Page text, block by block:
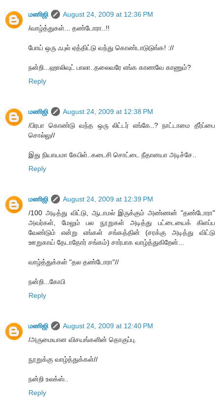
மணிஜி
August 24, 2009 at 12:36 PM
/வாழ்த்துகள்... தண்டோரா..!!
போய் ஒரு ஃபுல் ஏத்திட்டு வந்து கொண்டாடுடுங்க! ://
நன்றி...ஹாலிவுட் பாலா..தலைவரே எங்க காணவே காணும்?
Reply
மணிஜி
August 24, 2009 at 12:38 PM
/பிரபா கொண்டு வந்த ஒரு லிட்டர் எங்கே..? நாட்டாமை தீர்ப்பை
சொல்லு//
இது நியாயமா கேபிள்..கடைசி சொட்டை நீதானயா அடிச்சே..
Reply
மணிஜி
August 24, 2009 at 12:39 PM
/100 அடித்து விட்டு, ஆடாமல் இருக்கும் அண்ணன் "தண்டோரா"
அவர்கள், மேலும் பல நூறுகள் அடித்து பட்டையைக் கிளப்ப
வேண்டும் என்று எங்கள் சங்கத்தின் (சரக்கு அடித்து விட்டு
ஊறுகாய் தேடாதோர் சங்கம்) சார்பாக வாழ்த்துகிறேன்...
வாழ்த்துக்கள் "தல தண்டோரா"//
நன்றி...கோபி
Reply
மணிஜி
August 24, 2009 at 12:40 PM
/அருமையான விசயங்களின் தொகுப்பு.
நூறுக்கு வாழ்த்துக்கள்//
நன்றி உலக்ஸ்..
Reply